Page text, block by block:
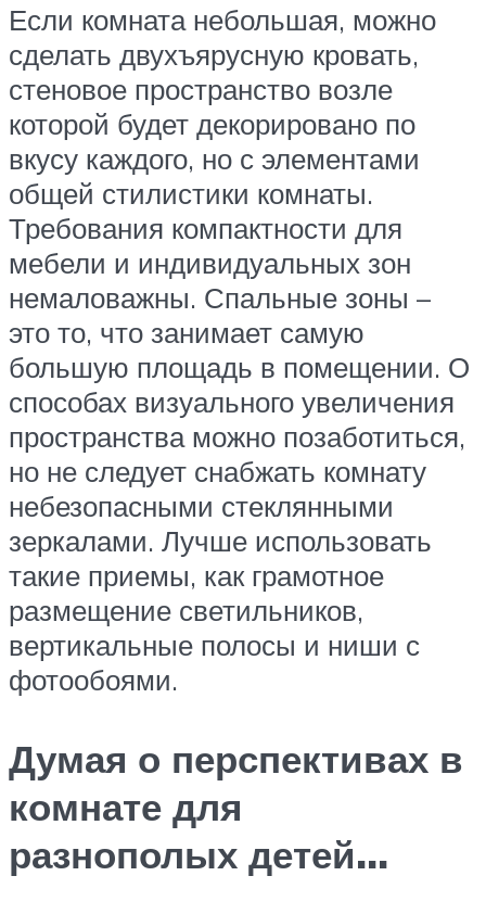
Если комната небольшая, можно
сделать двухъярусную кровать,
стеновое пространство возле
которой будет декорировано по
вкусу каждого, но с элементами
общей стилистики комнаты.
Требования компактности для
мебели и индивидуальных зон
немаловажны. Спальные зоны –
это то, что занимает самую
большую площадь в помещении. О
способах визуального увеличения
пространства можно позаботиться,
но не следует снабжать комнату
небезопасными стеклянными
зеркалами. Лучше использовать
такие приемы, как грамотное
размещение светильников,
вертикальные полосы и ниши с
фотообоями.
Думая о перспективах в
комнате для
разнополых детей…